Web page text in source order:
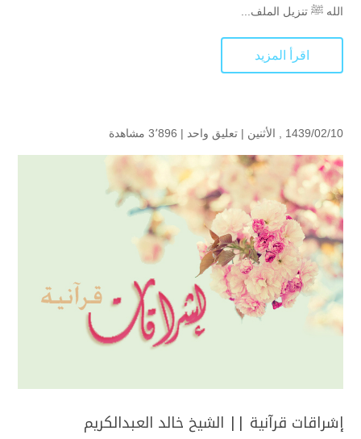
الله ﷺ تنزيل الملف...
اقرأ المزيد
1439/02/10 , الأثنين | تعليق واحد | 3٬896 مشاهدة
إشراقات قرآنية || الشيخ خالد العبدالكريم